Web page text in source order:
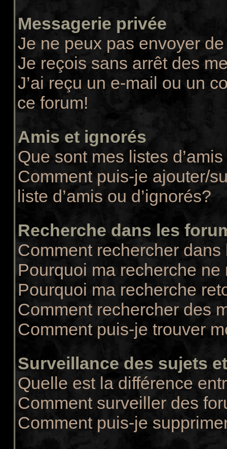
Messagerie privée
Je ne peux pas envoyer
Je reçois sans arrêt des
J’ai reçu un e-mail ou un
ce forum!
Amis et ignorés
Que sont mes listes
Comment puis-je ajouter/
liste d’amis ou d’ignorés?
Recherche dans les
Comment rechercher dans
Pourquoi ma recherche
Pourquoi ma recherche
Comment rechercher des
Comment puis-je trouver
Surveillance des sujets
Quelle est la différence
Comment surveiller des
Comment puis-je